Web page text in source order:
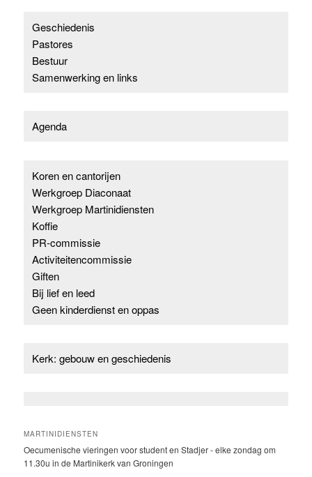
Geschiedenis
Pastores
Bestuur
Samenwerking en links
Agenda
Koren en cantorijen
Werkgroep Diaconaat
Werkgroep Martinidiensten
Koffie
PR-commissie
Activiteitencommissie
Giften
Bij lief en leed
Geen kinderdienst en oppas
Kerk: gebouw en geschiedenis
MARTINIDIENSTEN
Oecumenische vieringen voor student en Stadjer - elke zondag om
11.30u in de Martinikerk van Groningen